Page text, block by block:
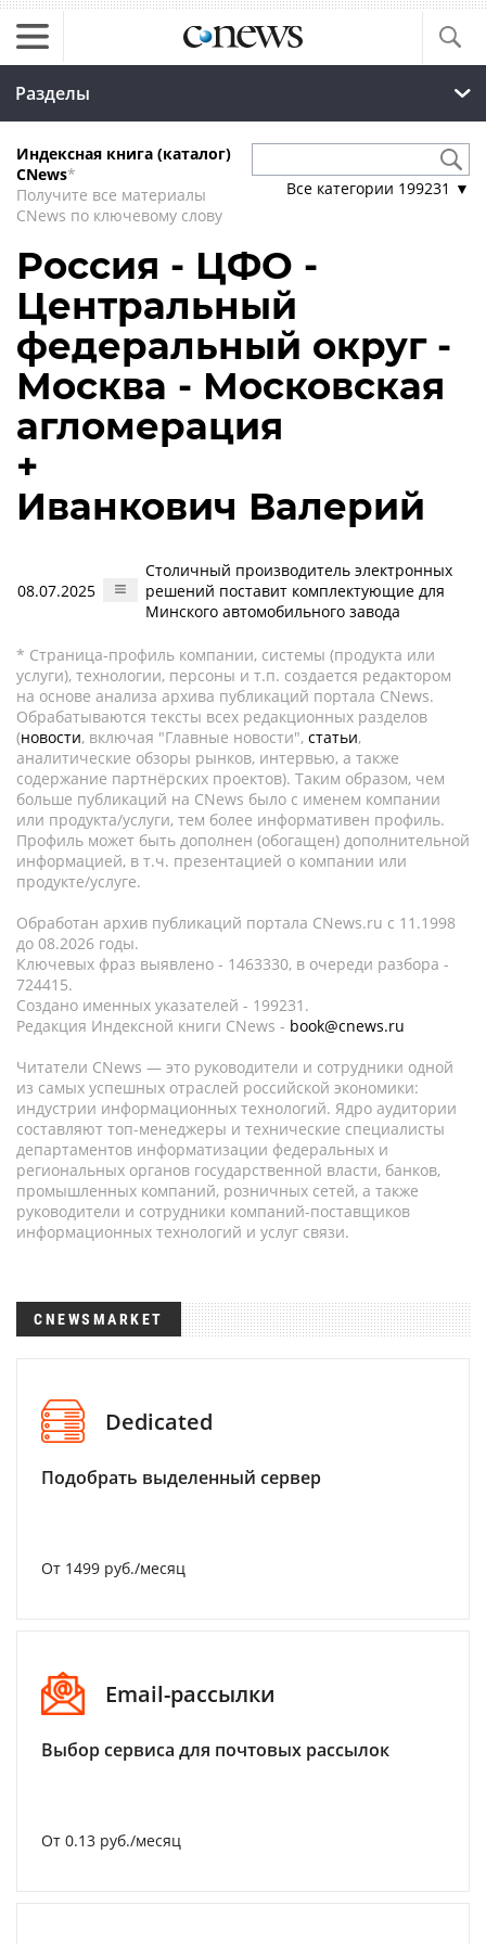
Разделы
Индексная книга (каталог)
CNews*
Получите все материалы
CNews по ключевому слову
Все категории 199231 ▼
Россия - ЦФО -
Центральный
федеральный округ -
Москва - Московская
агломерация
+
Иванкович Валерий
08.07.2025
Столичный производитель электронных
решений поставит комплектующие для
Минского автомобильного завода
* Страница-профиль компании, системы (продукта или
услуги), технологии, персоны и т.п. создается редактором
на основе анализа архива публикаций портала CNews.
Обрабатываются тексты всех редакционных разделов
(новости, включая "Главные новости", статьи,
аналитические обзоры рынков, интервью, а также
содержание партнёрских проектов). Таким образом, чем
больше публикаций на CNews было с именем компании
или продукта/услуги, тем более информативен профиль.
Профиль может быть дополнен (обогащен) дополнительной
информацией, в т.ч. презентацией о компании или
продукте/услуге.
Обработан архив публикаций портала CNews.ru c 11.1998
до 08.2026 годы.
Ключевых фраз выявлено - 1463330, в очереди разбора -
724415.
Создано именных указателей - 199231.
Редакция Индексной книги CNews - book@cnews.ru
Читатели CNews — это руководители и сотрудники одной
из самых успешных отраслей российской экономики:
индустрии информационных технологий. Ядро аудитории
составляют топ-менеджеры и технические специалисты
департаментов информатизации федеральных и
региональных органов государственной власти, банков,
промышленных компаний, розничных сетей, а также
руководители и сотрудники компаний-поставщиков
информационных технологий и услуг связи.
CNEWSMARKET
Dedicated
Подобрать выделенный сервер
От 1499 руб./месяц
Email-рассылки
Выбор сервиса для почтовых рассылок
От 0.13 руб./месяц